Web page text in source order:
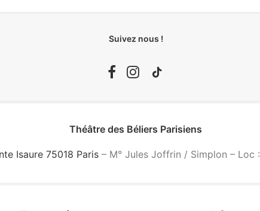
Suivez nous !
Théâtre des Béliers Parisiens
Isaure 75018 Paris – M° Jules Joffrin / Simplon – Loc :